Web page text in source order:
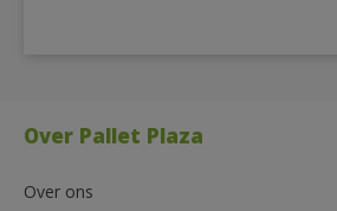
Over Pallet Plaza
Over ons